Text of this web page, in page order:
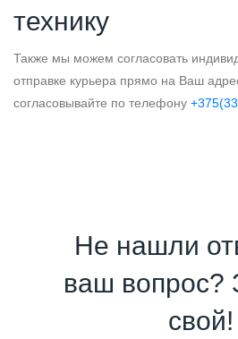
технику
Также мы можем согласовать
отправке курьера прямо на Ваш
согласовывайте по телефону
Не нашли
ваш вопрос?
свой!